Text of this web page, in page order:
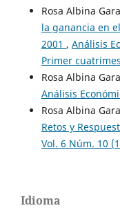
Rosa Albina
la ganancia en
2001 , Análisis
Primer
Rosa Albina
Análisis
Rosa Albina
Retos y
Vol. 6 Núm. 10
Idioma